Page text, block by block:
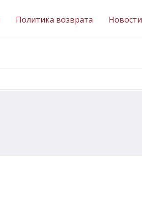
Политика возврата Новости